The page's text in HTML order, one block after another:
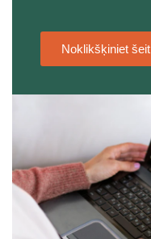
Noklikšķiniet šeit